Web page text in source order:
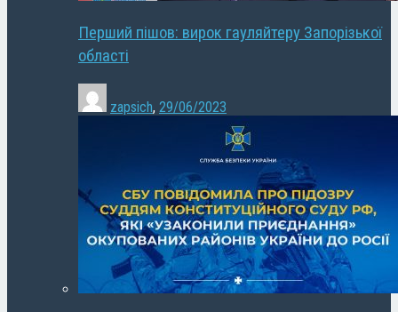
Перший пішов: вирок гауляйтеру Запорізької
області
zapsich, 29/06/2023